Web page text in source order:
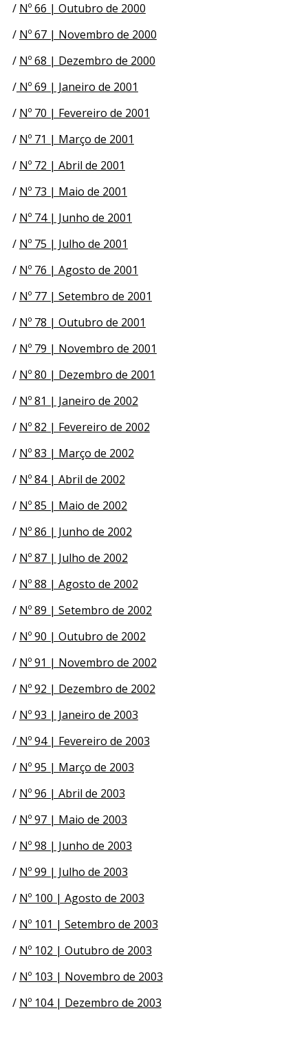
/ Nº 66 | Outubro de 2000
/ Nº 67 | Novembro de 2000
/ Nº 68 | Dezembro de 2000
/Nº 69 | Janeiro de 2001
/ Nº 70 | Fevereiro de 2001
/ Nº 71 | Março de 2001
/ Nº 72 | Abril de 2001
/ Nº 73 | Maio de 2001
/ Nº 74 | Junho de 2001
/ Nº 75 | Julho de 2001
/ Nº 76 | Agosto de 2001
/ Nº 77 | Setembro de 2001
/ Nº 78 | Outubro de 2001
/ Nº 79 | Novembro de 2001
/ Nº 80 | Dezembro de 2001
/ Nº 81 | Janeiro de 2002
/ Nº 82 | Fevereiro de 2002
/ Nº 83 | Março de 2002
/ Nº 84 | Abril de 2002
/ Nº 85 | Maio de 2002
/ Nº 86 | Junho de 2002
/ Nº 87 | Julho de 2002
/ Nº 88 | Agosto de 2002
/ Nº 89 | Setembro de 2002
/ Nº 90 | Outubro de 2002
/ Nº 91 | Novembro de 2002
/ Nº 92 | Dezembro de 2002
/ Nº 93 | Janeiro de 2003
/Nº 94 | Fevereiro de 2003
/ Nº 95 | Março de 2003
/ Nº 96 | Abril de 2003
/ Nº 97 | Maio de 2003
/ Nº 98 | Junho de 2003
/ Nº 99 | Julho de 2003
/ Nº 100 | Agosto de 2003
/ Nº 101 | Setembro de 2003
/ Nº 102 | Outubro de 2003
/ Nº 103 | Novembro de 2003
/ Nº 104 | Dezembro de 2003